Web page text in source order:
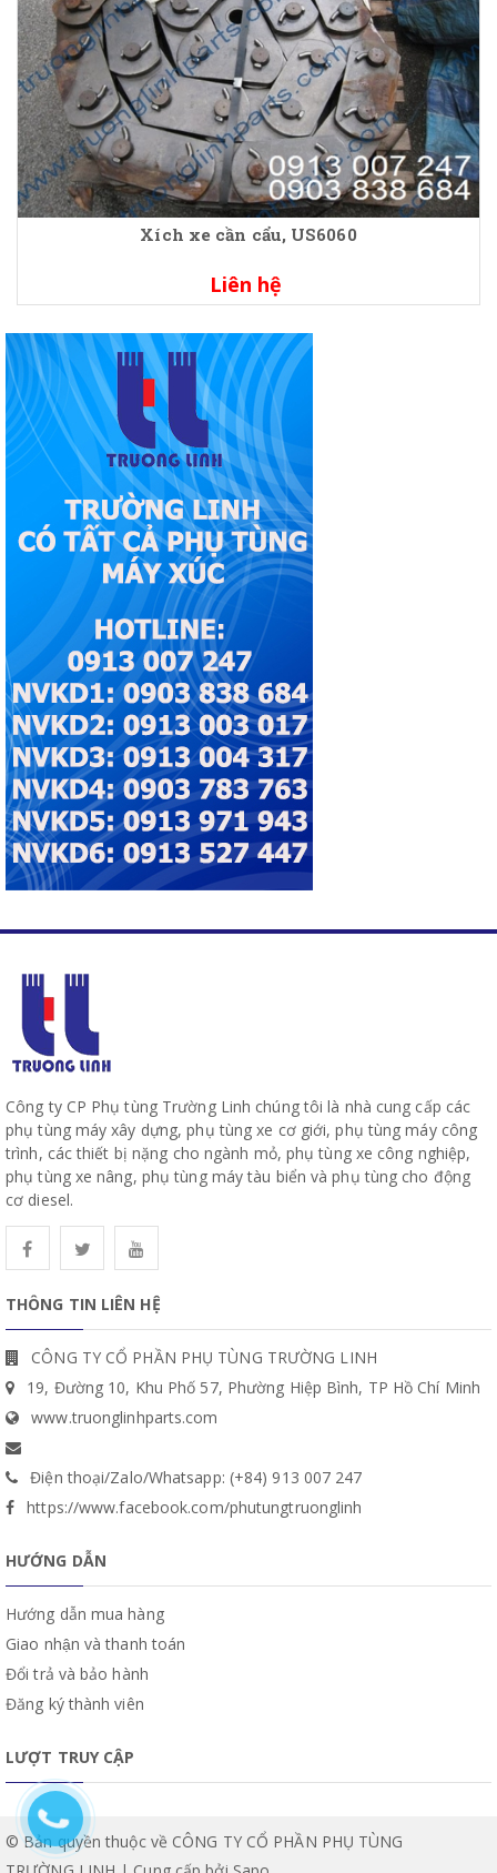
Xích xe cần cẩu, US6060
Liên hệ
Công ty CP Phụ tùng Trường Linh chúng tôi là nhà cung cấp các
phụ tùng máy xây dựng, phụ tùng xe cơ giới, phụ tùng máy công
trình, các thiết bị nặng cho ngành mỏ, phụ tùng xe công nghiệp,
phụ tùng xe nâng, phụ tùng máy tàu biển và phụ tùng cho động
cơ diesel.
THÔNG TIN LIÊN HỆ
CÔNG TY CỔ PHẦN PHỤ TÙNG TRƯỜNG LINH
19, Đường 10, Khu Phố 57, Phường Hiệp Bình, TP Hồ Chí Minh
www.truonglinhparts.com
Điện thoại/Zalo/Whatsapp: (+84) 913 007 247
https://www.facebook.com/phutungtruonglinh
HƯỚNG DẪN
Hướng dẫn mua hàng
Giao nhận và thanh toán
Đổi trả và bảo hành
Đăng ký thành viên
LƯỢT TRUY CẬP
© Bản quyền thuộc về CÔNG TY CỔ PHẦN PHỤ TÙNG